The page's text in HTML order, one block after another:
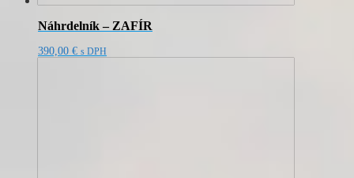
Náhrdelník – ZAFÍR
390,00 € s DPH